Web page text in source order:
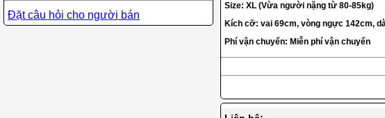
Đặt câu hỏi cho người bán
Size: XL (Vừa người nặng từ 80-85kg)
Kích cỡ: vai 69cm, vòng ngực 142cm,
Phí vận chuyển: Miễn phí vận chuyển